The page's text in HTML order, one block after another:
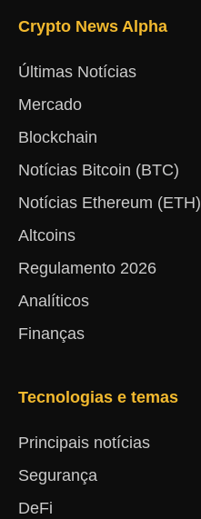
Crypto News Alpha
Últimas Notícias
Mercado
Blockchain
Notícias Bitcoin (BTC)
Notícias Ethereum (ETH)
Altcoins
Regulamento 2026
Analíticos
Finanças
Tecnologias e temas
Principais notícias
Segurança
DeFi